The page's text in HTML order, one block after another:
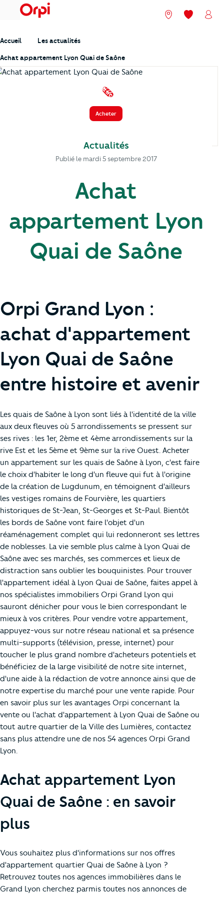
menu Nos agences
Mes
Accueil Les actualités
Achat appartement Lyon Quai de Saône
️ 🗞️
Acheter
Actualités
Publié le mardi 5 septembre 2017
Achat
appartement Lyon
Quai de Saône
Orpi Grand Lyon :
achat d'appartement
Lyon Quai de Saône
entre histoire et avenir
Les quais de Saône à Lyon sont liés à l'identité de la ville
aux deux fleuves où 5 arrondissements se pressent sur
ses rives : les 1er, 2ème et 4ème arrondissements sur la
rive Est et les 5ème et 9ème sur la rive Ouest. Acheter
un appartement sur les quais de Saône à Lyon, c'est faire
le choix d'habiter le long d'un fleuve qui fut à l'origine
de la création de Lugdunum, en témoignent d'ailleurs
les vestiges romains de Fourvière, les quartiers
historiques de St-Jean, St-Georges et St-Paul. Bientôt
les bords de Saône vont faire l'objet d'un
réaménagement complet qui lui redonneront ses lettres
de noblesses. La vie semble plus calme à Lyon Quai de
Saône avec ses marchés, ses commerces et lieux de
distraction sans oublier les bouquinistes. Pour trouver
l'appartement idéal à Lyon Quai de Saône, faites appel à
nos spécialistes immobiliers Orpi Grand Lyon qui
sauront dénicher pour vous le bien correspondant le
mieux à vos critères. Pour vendre votre appartement,
appuyez-vous sur notre réseau national et sa présence
multi-supports (télévision, presse, internet) pour
toucher le plus grand nombre d'acheteurs potentiels et
bénéficiez de la large visibilité de notre site internet,
d'une aide à la rédaction de votre annonce ainsi que de
notre expertise du marché pour une vente rapide. Pour
en savoir plus sur les avantages Orpi concernant la
vente ou l'achat d'appartement à Lyon Quai de Saône ou
tout autre quartier de la Ville des Lumières, contactez
sans plus attendre une de nos 54 agences Orpi Grand
Lyon.
Achat appartement Lyon
Quai de Saône : en savoir
plus
Vous souhaitez plus d'informations sur nos offres
d'appartement quartier Quai de Saône à Lyon ?
Retrouvez toutes nos agences immobilières dans le
Grand Lyon cherchez parmis toutes nos annonces de